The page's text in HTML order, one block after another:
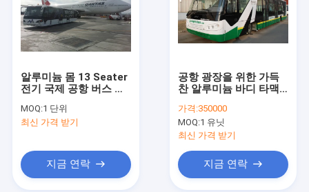
회사 소개
공장 견학
소식
조회를 요청하다
알루미늄 몸 13 Seater
전기 국제 공항 버스 공
MOQ:1 단위
최신 가격 받기
지금 연락
공항 광장을 위한 가득
찬 알루미늄 바디 타맥
가격:350000
MOQ:1 유닛
최신 가격 받기
지금 연락